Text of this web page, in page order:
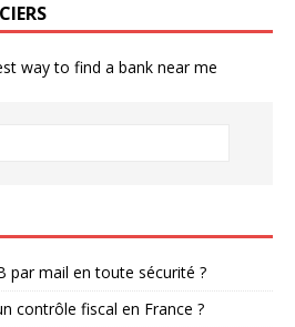
way to find a bank near me
par mail en toute sécurité ?
contrôle fiscal en France ?